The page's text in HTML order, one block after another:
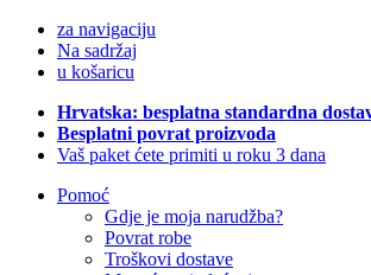
za navigaciju
Na sadržaj
u košaricu
Hrvatska: besplatna standardna
Besplatni povrat proizvoda
Vaš paket ćete primiti u roku 3 dana
Pomoć
Gdje je moja narudžba?
Povrat robe
Troškovi dostave